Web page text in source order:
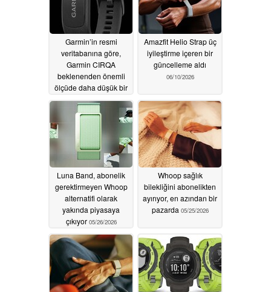
Garmin’in resmi
veritabanına göre,
Garmin CIRQA
beklenenden önemli
ölçüde daha düşük bir
fiyatla piyasaya
sürülecek.
07/19/2026
Amazfit Helio Strap üç
iyileştirme içeren bir
güncelleme aldı
06/10/2026
Luna Band, abonelik
gerektirmeyen Whoop
alternatifi olarak
yakında piyasaya
çıkıyor 05/26/2026
Whoop sağlık
bilekliğini abonelikten
ayırıyor, en azından bir
pazarda 05/25/2026